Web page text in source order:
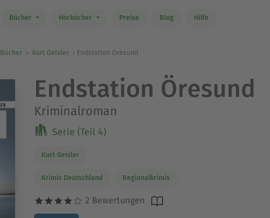
Bücher Hörbücher Preise Blog Hilfe
Bücher Kurt Geisler Endstation Öresund
Endstation Öresund
Kriminalroman
Serie (Teil 4)
Kurt Geisler
Krimis Deutschland Regionalkrimis
2 Bewertungen